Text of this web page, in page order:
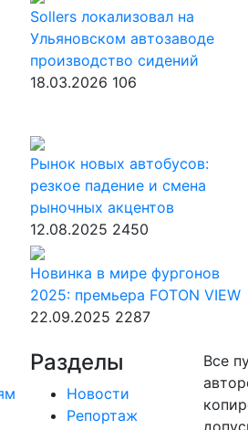
Sollers локализовал на
Ульяновском автозаводе
производство сидений
18.03.2026 106
Рынок новых автобусов:
резкое падение и смена
рыночных акцентов
12.08.2025 2450
Новинка в мире фургонов
2025: премьера FOTON VIEW
22.09.2025 2287
Разделы
Новости
Репортаж
Все